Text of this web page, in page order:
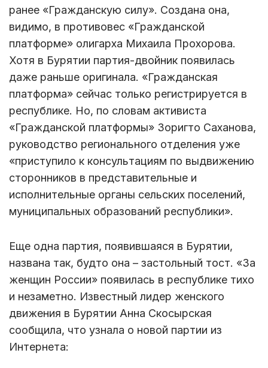
ранее «Гражданскую силу». Создана она,
видимо, в противовес «Гражданской
платформе» олигарха Михаила Прохорова.
Хотя в Бурятии партия-двойник появилась
даже раньше оригинала. «Гражданская
платформа» сейчас только регистрируется в
республике. Но, по словам активиста
«Гражданской платформы» Зоригто Саханова,
руководство регионального отделения уже
«приступило к консультациям по выдвижению
сторонников в представительные и
исполнительные органы сельских поселений,
муниципальных образований республики».
Еще одна партия, появившаяся в Бурятии,
названа так, будто она – застольный тост. «За
женщин России» появилась в республике тихо
и незаметно. Известный лидер женского
движения в Бурятии Анна Скосырская
сообщила, что узнала о новой партии из
Интернета: